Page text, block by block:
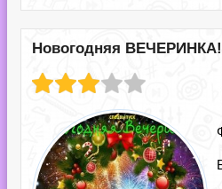
Новогодняя ВЕЧЕРИНКА!